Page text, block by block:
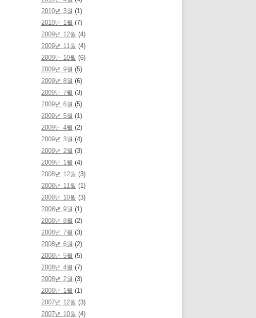
2010년 3월 (1)
2010년 1월 (7)
2009년 12월 (4)
2009년 11월 (4)
2009년 10월 (6)
2009년 9월 (5)
2009년 8월 (6)
2009년 7월 (3)
2009년 6월 (5)
2009년 5월 (1)
2009년 4월 (2)
2009년 3월 (4)
2009년 2월 (3)
2009년 1월 (4)
2008년 12월 (3)
2008년 11월 (1)
2008년 10월 (3)
2008년 9월 (1)
2008년 8월 (2)
2008년 7월 (3)
2008년 6월 (2)
2008년 5월 (5)
2008년 4월 (7)
2008년 2월 (3)
2008년 1월 (1)
2007년 12월 (3)
2007년 10월 (4)